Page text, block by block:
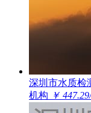
深圳市水质检
机构 ￥